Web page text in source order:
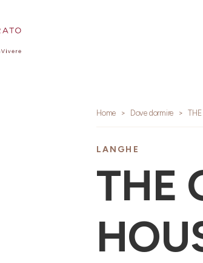
Home Dove dormire
LANGHE
THE